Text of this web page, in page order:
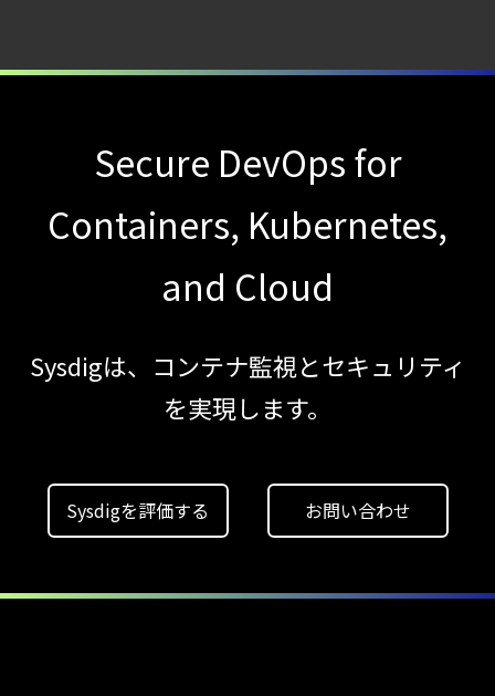
クラウドワークロードを守る最新セキュリテ
2026年6月
JADEPUFFER
の進化：
モデルの破壊を目的としたランサムウェアを
【ブログ】
GPU環境を守る新しい視点
Secure DevOps for
Containers, Kubernetes,
and Cloud
Sysdigは、コンテナ監視とセキュリティ
を実現します。
Sysdigを評価する お問い合わせ